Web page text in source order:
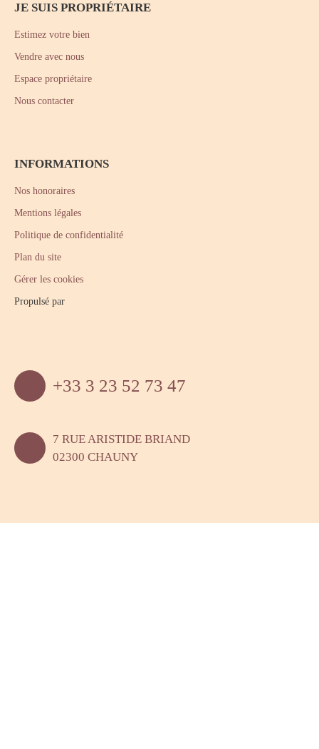
JE SUIS PROPRIÉTAIRE
Estimez votre bien
Vendre avec nous
Espace propriétaire
Nous contacter
INFORMATIONS
Nos honoraires
Mentions légales
Politique de confidentialité
Plan du site
Gérer les cookies
Propulsé par
+33 3 23 52 73 47
7 RUE ARISTIDE BRIAND
02300 CHAUNY